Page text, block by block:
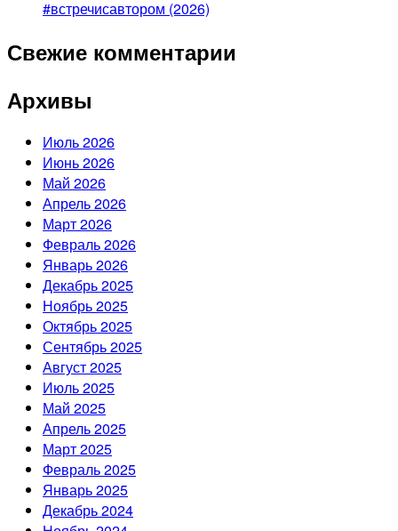
#встречисавтором (2026)
Свежие комментарии
Архивы
Июль 2026
Июнь 2026
Май 2026
Апрель 2026
Март 2026
Февраль 2026
Январь 2026
Декабрь 2025
Ноябрь 2025
Октябрь 2025
Сентябрь 2025
Август 2025
Июль 2025
Май 2025
Апрель 2025
Март 2025
Февраль 2025
Январь 2025
Декабрь 2024